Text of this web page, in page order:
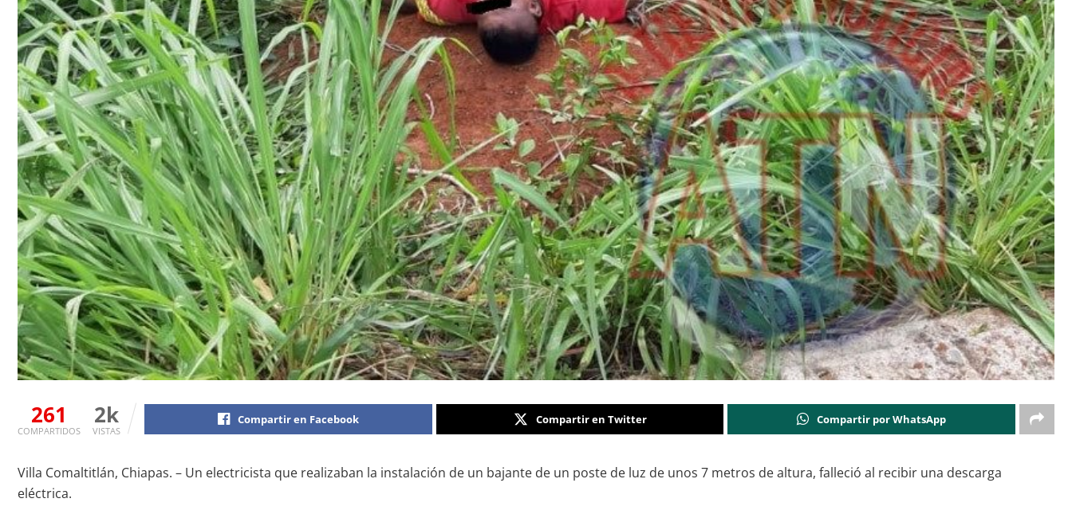
261
COMPARTIDOS
2k
VISTAS
Compartir en Facebook Compartir en Twitter Compartir por WhatsApp
Villa Comaltitlán, Chiapas. – Un electricista que realizaban la instalación de un bajante de un poste de luz de unos 7 metros de altura, falleció al recibir una descarga
eléctrica.